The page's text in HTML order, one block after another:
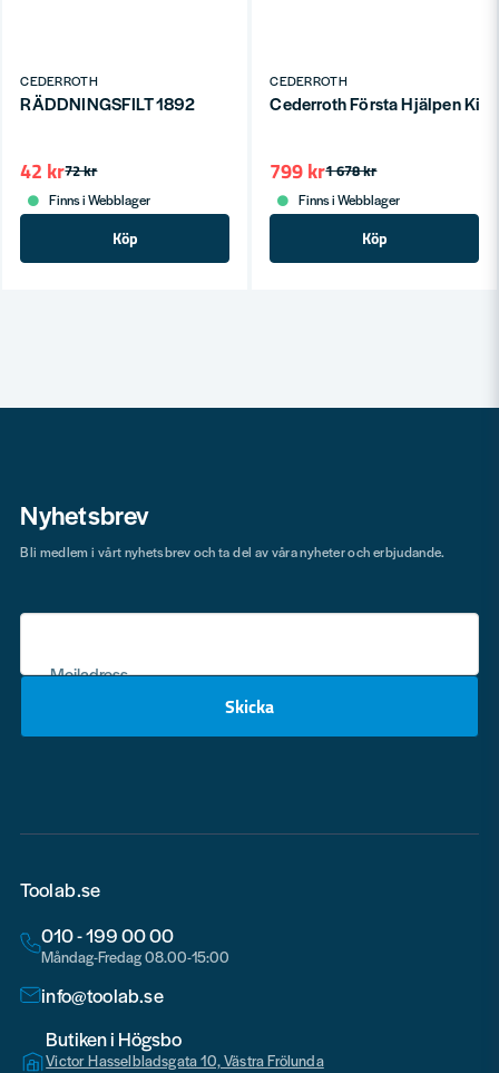
CEDERROTH
RÄDDNINGSFILT 1892
72 kr
42 kr
Finns i Webblager
Köp
CEDERROTH
Cederroth Första Hjälpen Kit
1 678 kr
799 kr
Finns i Webblager
Köp
Nyhetsbrev
Mejladress
Skicka
Bli medlem i vårt nyhetsbrev och ta del av våra nyheter och erbjudande.
Toolab.se
010 - 199 00 00
Måndag-Fredag 08.00-15:00
info@toolab.se
Butiken i Högsbo
Victor Hasselbladsgata 10, Västra Frölunda